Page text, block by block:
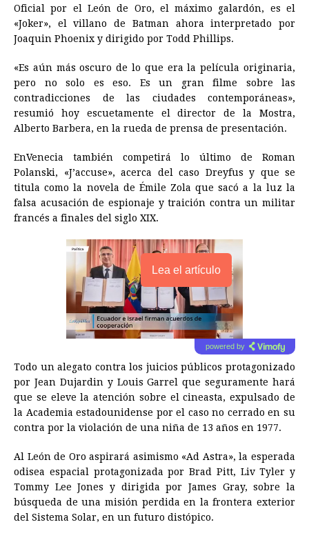
k
e
p
s
t
n
k
Oficial por el León de Oro, el máximo galardón, es el
«Joker», el villano de Batman ahora interpretado por
Joaquin Phoenix y dirigido por Todd Phillips.
«Es aún más oscuro de lo que era la película originaria,
pero no solo es eso. Es un gran filme sobre las
contradicciones de las ciudades contemporáneas»,
resumió hoy escuetamente el director de la Mostra,
Alberto Barbera, en la rueda de prensa de presentación.
EnVenecia también competirá lo último de Roman
Polanski, «J’accuse», acerca del caso Dreyfus y que se
titula como la novela de Émile Zola que sacó a la luz la
falsa acusación de espionaje y traición contra un militar
francés a finales del siglo XIX.
Lea el artículo
powered by
Todo un alegato contra los juicios públicos protagonizado
por Jean Dujardin y Louis Garrel que seguramente hará
que se eleve la atención sobre el cineasta, expulsado de
la Academia estadounidense por el caso no cerrado en su
contra por la violación de una niña de 13 años en 1977.
Al León de Oro aspirará asimismo «Ad Astra», la esperada
odisea espacial protagonizada por Brad Pitt, Liv Tyler y
Tommy Lee Jones y dirigida por James Gray, sobre la
búsqueda de una misión perdida en la frontera exterior
del Sistema Solar, en un futuro distópico.